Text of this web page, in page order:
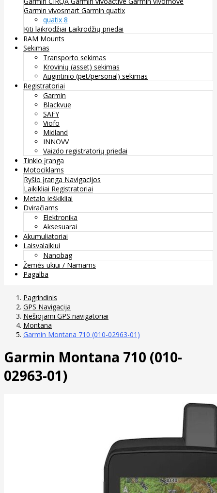
Garmin vivosmart Garmin quatix
quatix 8
Kiti laikrodžiai Laikrodžių priedai
RAM Mounts
Sekimas
Transporto sekimas
Krovinių (asset) sekimas
Augintinio (pet/personal) sekimas
Registratoriai
Garmin
Blackvue
SAFY
Viofo
Midland
INNOVV
Vaizdo registratorių priedai
Tinklo įranga
Motociklams
Ryšio įranga Navigacijos
Laikikliai Registratoriai
Metalo ieškikliai
Dviračiams
Elektronika
Aksesuarai
Akumuliatoriai
Laisvalaikiui
Nanobag
Žemės ūkiui / Namams
Pagalba
Pagrindinis
GPS Navigacija
Nešiojami GPS navigatoriai
Montana
Garmin Montana 710 (010-02963-01)
Garmin Montana 710 (010-
02963-01)